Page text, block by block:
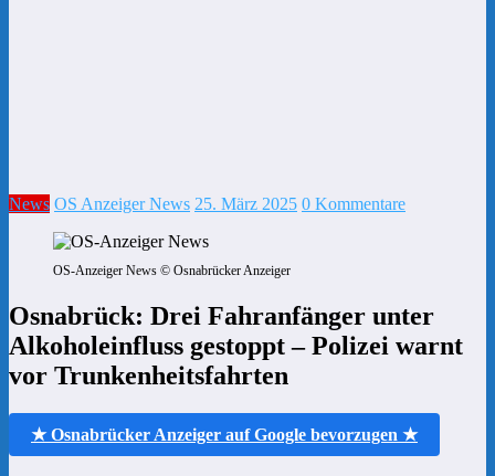
News OS Anzeiger News 25. März 2025 0 Kommentare
OS-Anzeiger News © Osnabrücker Anzeiger
Osnabrück: Drei Fahranfänger unter
Alkoholeinfluss gestoppt – Polizei warnt
vor Trunkenheitsfahrten
★ Osnabrücker Anzeiger auf Google bevorzugen ★